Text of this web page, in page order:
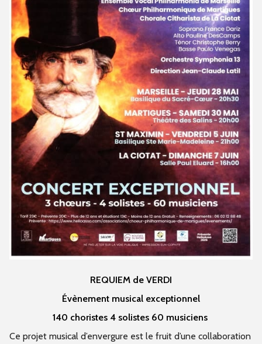
REQUIEM de VERDI
Évènement musical exceptionnel
140 choristes 4 solistes 60 musiciens
Ce projet musical d’envergure est le fruit d’une collaboration